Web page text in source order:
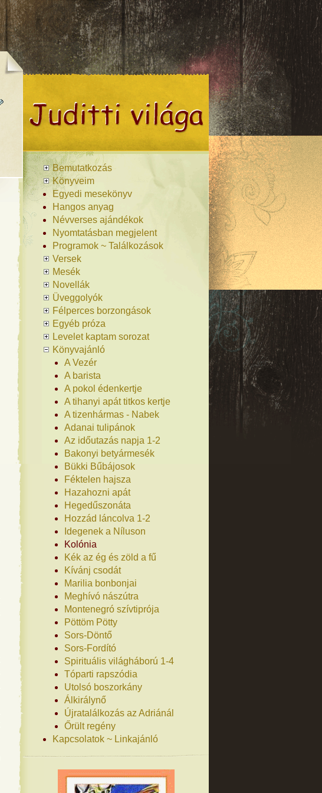
Bemutatkozás
Könyveim
Egyedi mesekönyv
Hangos anyag
Névverses ajándékok
Nyomtatásban megjelent
Programok ~ Találkozások
Versek
Mesék
Novellák
Üveggolyók
Félperces borzongások
Egyéb próza
Levelet kaptam sorozat
Könyvajánló
A Vezér
A barista
A pokol édenkertje
A tihanyi apát titkos kertje
A tizenhármas - Nabek
Adanai tulipánok
Az időutazás napja 1-2
Bakonyi betyármesék
Bükki Bűbájosok
Féktelen hajsza
Hazahozni apát
Hegedűszonáta
Hozzád láncolva 1-2
Idegenek a Níluson
Kolónia
Kék az ég és zöld a fű
Kívánj csodát
Marilia bonbonjai
Meghívó nászútra
Montenegró szívtiprója
Pöttöm Pötty
Sors-Döntő
Sors-Fordító
Spirituális világháború 1-4
Tóparti rapszódia
Utolsó boszorkány
Álkirálynő
Újratalálkozás az Adriánál
Őrült regény
Kapcsolatok ~ Linkajánló